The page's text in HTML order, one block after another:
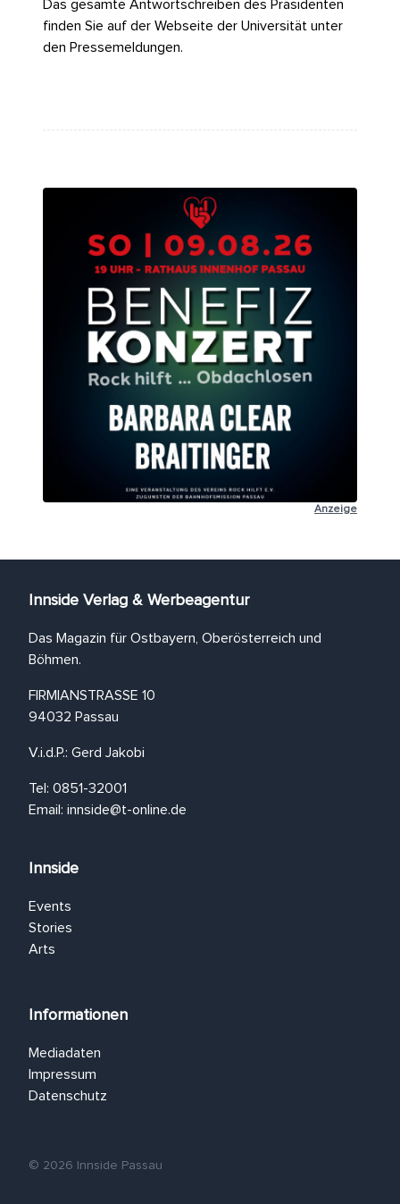
Das gesamte Antwortschreiben des Präsidenten
finden Sie auf der Webseite der Universität unter
den Pressemeldungen.
Anzeige
Innside Verlag & Werbeagentur
Das Magazin für Ostbayern, Oberösterreich und
Böhmen.
FIRMIANSTRASSE 10
94032 Passau
V.i.d.P.: Gerd Jakobi
Tel: 0851-32001
Email: innside@t-online.de
Innside
Events
Stories
Arts
Informationen
Mediadaten
Impressum
Datenschutz
© 2026 Innside Passau